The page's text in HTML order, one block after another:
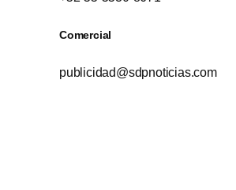
Comercial
publicidad@sdpnoticias.com